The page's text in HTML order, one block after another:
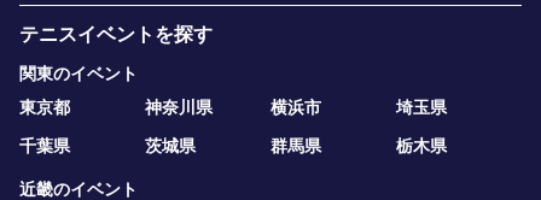
テニスイベントを探す
関東のイベント
東京都
神奈川県 横浜市
埼玉県
千葉県
茨城県 群馬県 栃木県
近畿のイベント